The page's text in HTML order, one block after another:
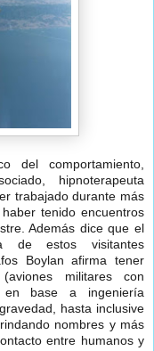
del comportamiento,
hipnoterapeuta
trabajado durante más
tenido encuentros
Además dice que el
de estos visitantes
Boylan afirma tener
militares con
en base a ingeniería
hasta inclusive
nombres y más
entre humanos y